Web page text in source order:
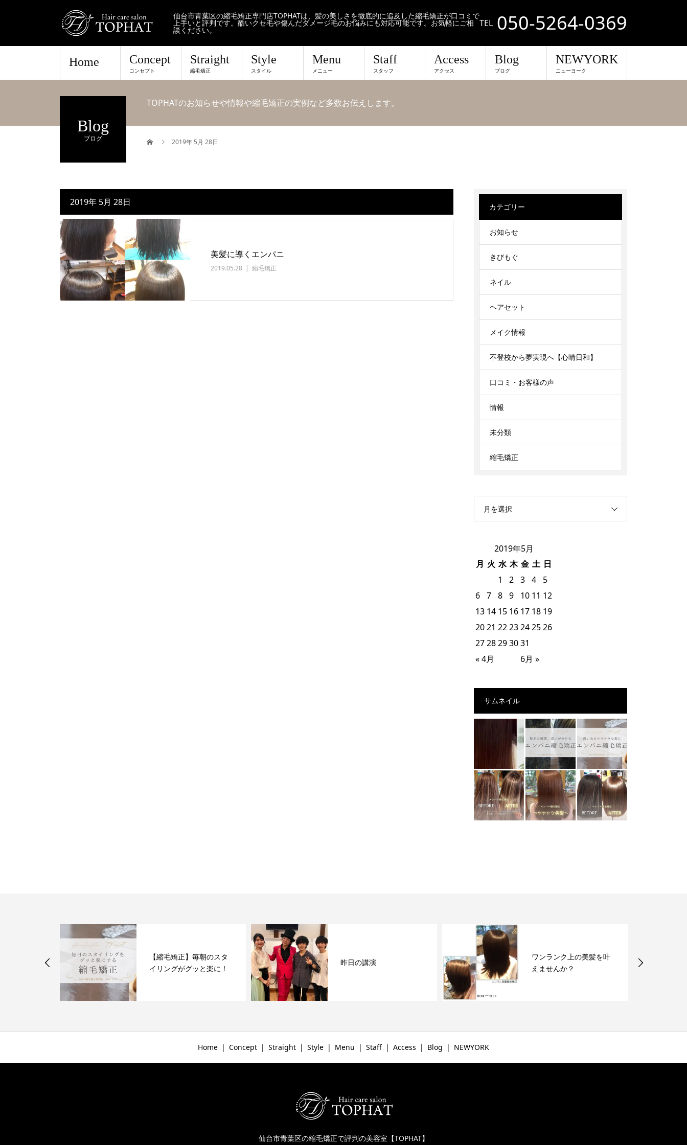
仙台市青葉区の縮毛矯正専門店TOPHATは、髪の美しさを徹底的に追及した縮毛矯正が口コミで
上手いと評判です。酷いクセ毛や傷んだダメージ毛のお悩みにも対応可能です。お気軽にご相
談ください。
TEL 050-5264-0369
Home Concept
コンセプト
Straight
縮毛矯正
Style
スタイル
Menu
メニュー
Staff
スタッフ
Access
アクセス
Blog
ブログ
NEWYORK
ニューヨーク
Blog
ブログ
TOPHATのお知らせや情報や縮毛矯正の実例など多数お伝えします。
2019年 5月 28日
2019年 5月 28日
美髪に導くエンパニ
2019.05.28 縮毛矯正
カテゴリー
お知らせ
きびもぐ
ネイル
ヘアセット
メイク情報
不登校から夢実現へ【心晴日和】
口コミ・お客様の声
情報
未分類
縮毛矯正
月を選択
2019年5月
月 火 水 木 金 土 日
« 4月 6月 »
1 2 3 4
5
6 7 8 9 10 11 12
13 14 15 16 17 18 19
2021 2223242526
2728293031
サムネイル
【縮毛矯正】毎朝のスタ
イリングがグッと楽に！
昨日の講演
ワンランク上の美髪を叶
えませんか？
Home Concept Straight Style Menu Staff Access Blog NEWYORK
仙台市青葉区の縮毛矯正で評判の美容室【TOPHAT】